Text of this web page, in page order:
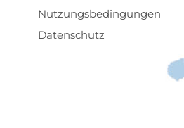
Nutzungsbedingungen
Datenschutz